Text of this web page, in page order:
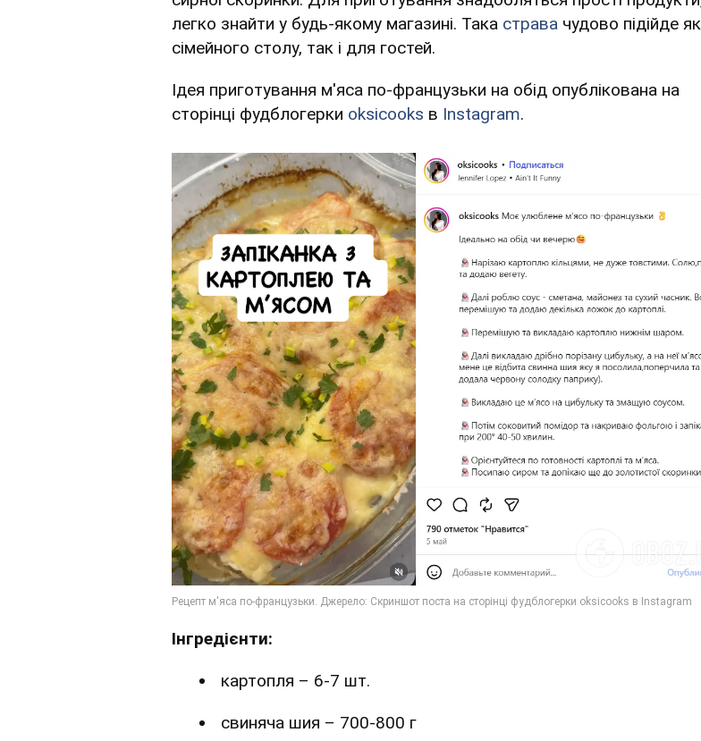
легко знайти у будь-якому магазині. Така страва чудово підійде
сімейного столу, так і для гостей.
Ідея приготування м'яса по-французьки на обід опублікована на
сторінці фудблогерки oksicooks в Instagram.
Інгредієнти:
картопля – 6-7 шт.
свиняча шия – 700-800 г